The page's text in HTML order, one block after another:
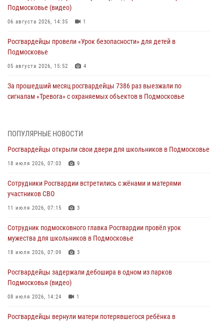
Подмосковье (видео)
06 августа 2026, 14:35 1
Росгвардейцы провели «Урок безопасности» для детей в
Подмосковье
05 августа 2026, 15:52 4
За прошедший месяц росгвардейцы 7386 раз выезжали по
сигналам «Тревога» с охраняемых объектов в Подмосковье
Росгвардейцы пресекли кражу из супермаркета в Подмосковье
03 августа 2026, 15:26
«семейным подрядом» в Подмосковье (видео)
03 августа 2026, 14:57
крупную сумму в Подмосковье
31 июля 2026, 14:00
действиях в Подмосковье (видео)
31 июля 2026, 09:30
ПОПУЛЯРНЫЕ НОВОСТИ
Росгвардейцы открыли свои двери для школьников в Подмосковье
18 июля 2026, 07:03 9
Сотрудники Росгвардии встретились с жёнами и матерями
участников СВО
11 июля 2026, 07:15 3
Сотрудник подмосковного главка Росгвардии провёл урок
мужества для школьников в Подмосковье
18 июля 2026, 07:09 3
Росгвардейцы задержали дебошира в одном из парков
Подмосковья (видео)
08 июля 2026, 14:24 1
Росгвардейцы вернули матери потерявшегося ребёнка в